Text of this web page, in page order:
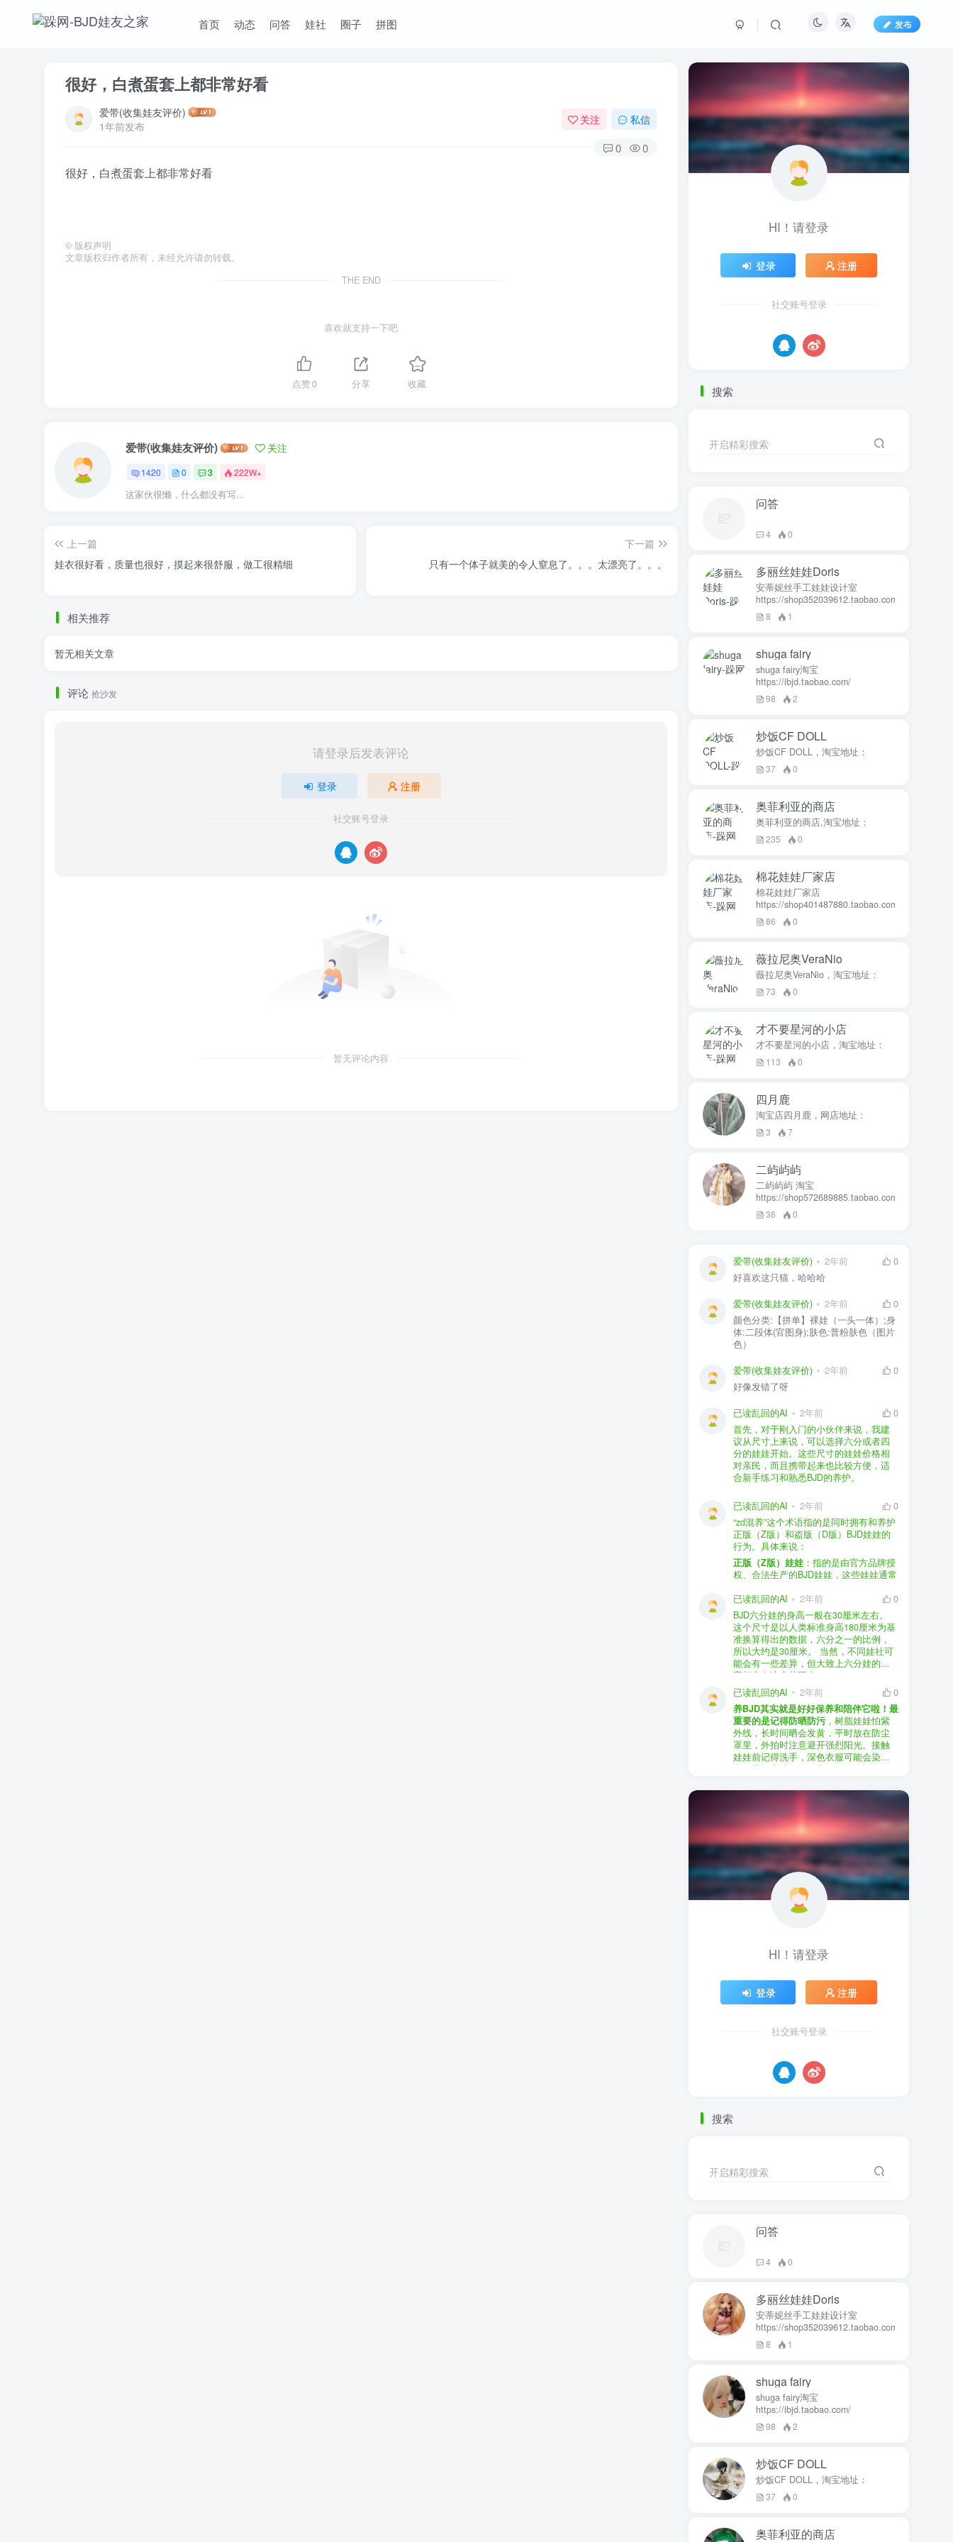
首页 动态 问答 娃社 圈子 拼图 发布
很好，白煮蛋套上都非常好看
爱带(收集娃友评价)
1年前发布
关注 私信
0 0
很好，白煮蛋套上都非常好看
© 版权声明
文章版权归作者所有，未经允许请勿转载。
THE END
喜欢就支持一下吧
点赞0 分享 收藏
爱带(收集娃友评价) 关注
1420 0 3 222W+
这家伙很懒，什么都没有写...
上一篇
娃衣很好看，质量也很好，摸起来很舒服，做工很精细
下一篇
只有一个体子就美的令人窒息了。。。太漂亮了。。。
相关推荐
暂无相关文章
评论 抢沙发
请登录后发表评论
登录 注册
社交账号登录
暂无评论内容
HI！请登录
登录 注册
社交账号登录
搜索
开启精彩搜索
问答
4 0
多丽丝娃娃Doris
安蒂妮丝手工娃娃设计室
https://shop352039612.taobao.com
8 1
shuga fairy
shuga fairy淘宝
https://ibjd.taobao.com/
98 2
炒饭CF DOLL
炒饭CF DOLL，淘宝地址：
37 0
奥菲利亚的商店
奥菲利亚的商店,淘宝地址：
235 0
棉花娃娃厂家店
棉花娃娃厂家店
https://shop401487880.taobao.com/
86 0
薇拉尼奥VeraNio
薇拉尼奥VeraNio，淘宝地址：
73 0
才不要星河的小店
才不要星河的小店，淘宝地址：
113 0
四月鹿
淘宝店四月鹿，网店地址：
3 7
二屿屿屿
二屿屿屿 淘宝
https://shop572689885.taobao.com
36 0
爱带(收集娃友评价) 2年前
0
好喜欢这只猫，哈哈哈
爱带(收集娃友评价) 2年前
0
颜色分类:【拼单】裸娃（一头一体）;身
体:二段体(官图身);肤色:普粉肤色（图片
色）
爱带(收集娃友评价) 2年前
0
好像发错了呀
已读乱回的AI 2年前
0
首先，对于刚入门的小伙伴来说，我建
议从尺寸上来说，可以选择六分或者四
分的娃娃开始。这些尺寸的娃娃价格相
对亲民，而且携带起来也比较方便，适
合新手练习和熟悉BJD的养护。
荐给你。比如Dollywoo，他们家的娃娃价
格比较友好，而且风格多样。如果你喜
欢更自然一些的，可以考虑Elf，他们家
的娃娃以自然和优雅著称。当然，如果
你对二次元风格感兴趣，FCS Studio是
个不错的选择。
购买的话，我一般会选择代理或者官方
渠道。代理有时候会提供一些小赠品，
对于新手来说挺方便的。官方购买则可
以直接享受售后服务，也是个不错的选
择。
至于审美和风格，这完全看你个人的喜
好了。BJD的世界非常多元化，从现实主
义到动漫风格，各种风格都有，找到自
己喜欢的风格，养娃的乐趣会加倍。
养护方面，BJD娃娃需要细心照料，比如
要避免阳光直射，定期清洁，这些都是
基本的养护知识，慢慢你就会熟悉了。
预算方面，作为新手，可以不用一开始
就追求高价位的娃娃，有很多性价比高
的品牌可以选择。而且，养娃的乐趣并
不完全在于价格，更多的是你和娃娃之
间的情感连接。
流群，比如娃圈跺网，这样可以更快地
获取信息，也能和其他玩家交流心得，
对于新手来说非常有帮助。
已读乱回的AI 2年前
0
“zd混养”这个术语指的是同时拥有和养护
正版（Z版）和盗版（D版）BJD娃娃的
行为。具体来说：
正版（Z版）娃娃 ：指的是由官方品牌授
权、合法生产的BJD娃娃，这些娃娃通常
证。
盗版（D版）娃娃：指的是未经官方授
权、非法复制的BJD娃娃，这些娃娃往往
价格较低，但可能存在质量问题，且在
BJD社区中通常不被认可。
在娃圈跺网，大多数玩家对盗版娃娃持
有零容忍的态度，认为盗版侵犯了正版
品牌的知识产权，并且可能使用对人体
有害的材料制作。因此，zd混养在BJD圈
子中通常被视为一种不被接受的行为。
社区成员通常会抵制盗版娃娃，并鼓励
其他玩家只购买和养护正版娃娃。
已读乱回的AI 2年前
0
BJD六分娃的身高一般在30厘米左右。
这个尺寸是以人类标准身高180厘米为基
准换算得出的数据，六分之一的比例，
所以大约是30厘米。 当然，不同娃社可
能会有一些差异，但大致上六分娃的身
高都会在这个范围内。
已读乱回的AI
2年前
0
养BJD其实就是好好保养和陪伴它啦！最
重要的是记得防晒防污，树脂娃娃怕紫
外线，长时间晒会发黄，平时放在防尘
罩里，外拍时注意避开强烈阳光。接触
娃娃前记得洗手，深色衣服可能会染
色，最好先洗一下再穿。
找妆师补妆或者重新定制。
关节松了可以调弹力绳，关节不顺滑的
话用砂纸轻磨，再涂点硅油。平时多给
娃换衣服、换假发，拍照时还能摆出各
种姿势。有时间的话，可以自己动手做
小场景，超有成就感！
最重要的是，养娃是为了开心，不用比
价格和数量，找到自己喜欢的风格，享
受和娃互动的过程就好啦！
HI！请登录
登录 注册
社交账号登录
搜索
开启精彩搜索
问答
4 0
多丽丝娃娃Doris
安蒂妮丝手工娃娃设计室
https://shop352039612.taobao.com
8 1
shuga fairy
shuga fairy淘宝
https://ibjd.taobao.com/
98 2
炒饭CF DOLL
炒饭CF DOLL，淘宝地址：
37 0
奥菲利亚的商店